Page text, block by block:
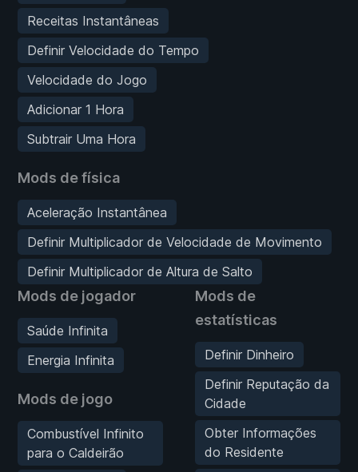
Receitas Instantâneas
Definir Velocidade do Tempo
Velocidade do Jogo
Adicionar 1 Hora
Subtrair Uma Hora
Mods de física
Aceleração Instantânea
Definir Multiplicador de Velocidade de Movimento
Definir Multiplicador de Altura de Salto
Mods de jogador
Saúde Infinita
Energia Infinita
Mods de jogo
Combustível Infinito
para o Caldeirão
Mods de
estatísticas
Definir Dinheiro
Definir Reputação da
Cidade
Obter Informações
do Residente